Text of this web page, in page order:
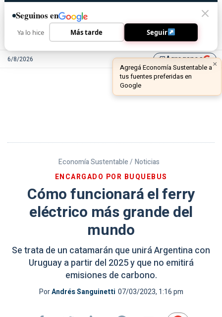
6/8/2026 library_addAgreganos
Economía Sustentable / Noticias
ENCARGADO POR BUQUEBUS
Cómo funcionará el ferry
eléctrico más grande del
mundo
Se trata de un catamarán que unirá Argentina con
Uruguay a partir del 2025 y que no emitirá
emisiones de carbono.
PorAndrés Sanguinetti 07/03/2023, 1:16 pm
Seguinos en
Ya lo hice Más tarde Seguir